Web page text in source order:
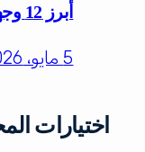
أبرز 12 وجهة مفتوحة مكيّفة في قطر لمواجهة حرارة الصيف للعائلات والأفراد
5 مايو، 2026
اختيارات